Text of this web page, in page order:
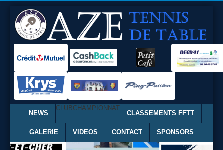
NEWS
CLUBCHAMPIONNAT
CLASSEMENTS FFTT
GALERIE VIDEOS CONTACT SPONSORS